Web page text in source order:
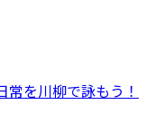
常を川柳で詠もう！